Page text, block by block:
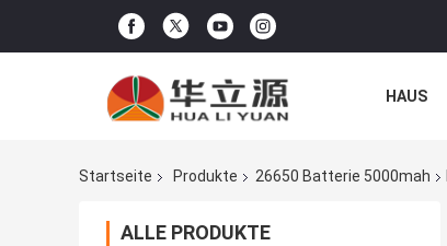
HAUS
Startseite
Produkte 26650 Batterie 5000mah
ALLE PRODUKTE